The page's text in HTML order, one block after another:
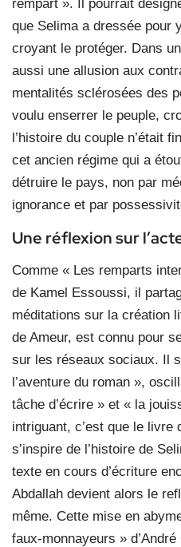
rempart ». Il pourrait
que Selima a dressée pour
croyant le protéger. Dans
aussi une allusion aux
mentalités sclérosées des
voulu enserrer le peuple,
l’histoire du couple n’était
cet ancien régime qui a
détruire le pays, non par
ignorance et par
Une réflexion sur
Comme « Les remparts
de Kamel Essoussi, il
méditations sur la création
de Ameur, est connu pour
sur les réseaux sociaux. Il
l’aventure du roman »,
tâche d’écrire » et « la
intriguant, c’est que le livre
s’inspire de l’histoire de
texte en cours d’écriture
Abdallah devient alors le
même. Cette mise en
faux-monnayeurs » d’André